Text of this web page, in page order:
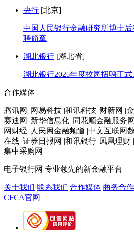
央行 [北京]
中国人民银行金融研究所博士后
聘简章
湖北银行 [湖北省]
湖北银行2026年度校园招聘正式
合作媒体
腾讯网 |网易科技 |和讯科技 |财新网 |
赛迪网 |新华信息化 |同花顺金融服务
网财经 |人民网金融频道 |中文互联网
在线 |证券日报网 |和讯银行 |凤凰理财
集中采购网
电子银行网 专业领先的新金融平台
关于我们 联系我们 合作媒体 商务合作
CFCA官网